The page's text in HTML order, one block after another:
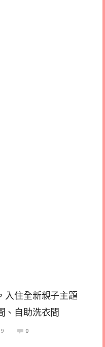
入住全新親子主題
、自助洗衣間
0